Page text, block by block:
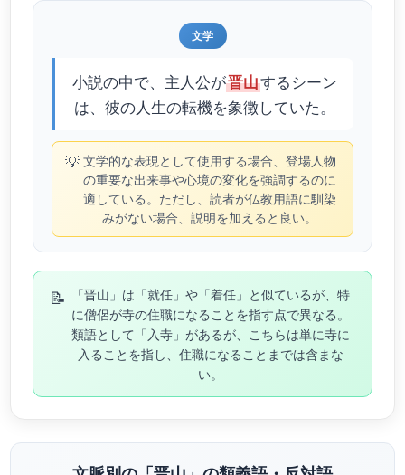
文学
小説の中で、主人公が晋山するシーン
は、彼の人生の転機を象徴していた。
💡 文学的な表現として使用する場合、登場人物
の重要な出来事や心境の変化を強調するのに
適している。ただし、読者が仏教用語に馴染
みがない場合、説明を加えると良い。
📝
「晋山」は「就任」や「着任」と似ているが、特
に僧侶が寺の住職になることを指す点で異なる。
類語として「入寺」があるが、こちらは単に寺に
入ることを指し、住職になることまでは含まな
い。